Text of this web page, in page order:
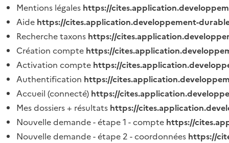
Mentions légales https://
Aide https://cites.application.developpement-
Recherche taxons https://
Création compte https://
Activation compte https://
Authentification https://
Accueil (connecté) https://
Mes dossiers + résultats https://
Nouvelle demande - étape 1 - compte https://
Nouvelle demande - étape 2 - coordonnées https://